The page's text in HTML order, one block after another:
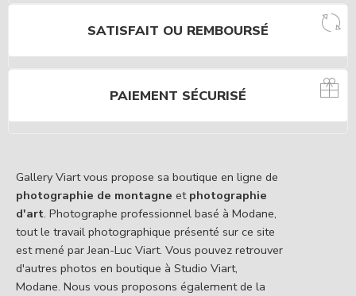
SATISFAIT OU REMBOURSÉ
PAIEMENT SÉCURISÉ
Gallery Viart vous propose sa boutique en ligne de
photographie de montagne et photographie
d'art. Photographe professionnel basé à Modane,
tout le travail photographique présenté sur ce site
est mené par Jean-Luc Viart. Vous pouvez retrouver
d'autres photos en boutique à Studio Viart,
Modane. Nous vous proposons également de la